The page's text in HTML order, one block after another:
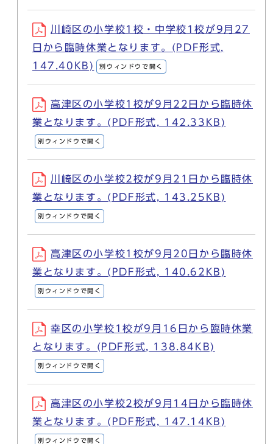
川崎区の小学校1校・中学校1校が9月27
日から臨時休業となります。(PDF形式,
147.40KB)
別ウィンドウで開く
高津区の小学校1校が9月22日から臨時休
業となります。(PDF形式, 142.33KB)
別ウィンドウで開く
川崎区の小学校2校が9月21日から臨時休
業となります。(PDF形式, 143.25KB)
別ウィンドウで開く
高津区の小学校1校が9月20日から臨時休
業となります。(PDF形式, 140.62KB)
別ウィンドウで開く
幸区の小学校1校が9月16日から臨時休業
となります。(PDF形式, 138.84KB)
別ウィンドウで開く
高津区の小学校2校が9月14日から臨時休
業となります。(PDF形式, 147.14KB)
別ウィンドウで開く